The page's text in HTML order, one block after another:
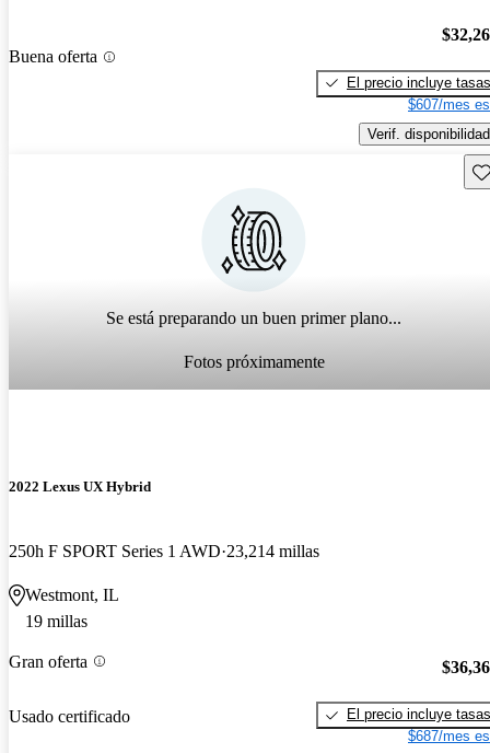
Buena oferta
El precio incluye tasas
$607/mes
Verif. disponibilidad
Se está preparando un buen primer plano...
Fotos próximamente
2022 Lexus UX Hybrid
250h F SPORT Series 1 AWD 23,214 millas
Westmont, IL
19 millas
Gran oferta
Usado certificado
El precio incluye tasas
$687/mes